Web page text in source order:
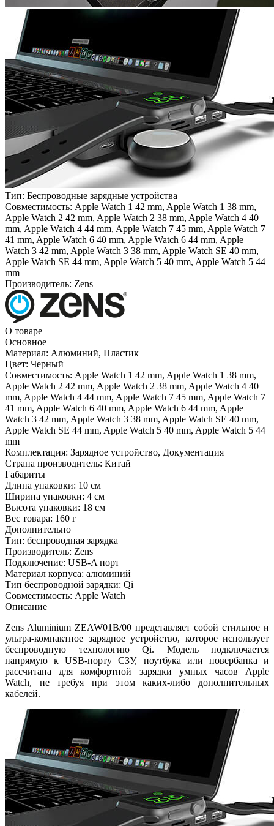
Тип: Беспроводные зарядные устройства
Совместимость: Apple Watch 1 42 mm, Apple Watch 1 38 mm,
Apple Watch 2 42 mm, Apple Watch 2 38 mm, Apple Watch 4 40
mm, Apple Watch 4 44 mm, Apple Watch 7 45 mm, Apple Watch 7
41 mm, Apple Watch 6 40 mm, Apple Watch 6 44 mm, Apple
Watch 3 42 mm, Apple Watch 3 38 mm, Apple Watch SE 40 mm,
Apple Watch SE 44 mm, Apple Watch 5 40 mm, Apple Watch 5 44
mm
Производитель: Zens
О товаре
Основное
Материал: Алюминий, Пластик
Цвет: Черный
Совместимость: Apple Watch 1 42 mm, Apple Watch 1 38 mm,
Apple Watch 2 42 mm, Apple Watch 2 38 mm, Apple Watch 4 40
mm, Apple Watch 4 44 mm, Apple Watch 7 45 mm, Apple Watch 7
41 mm, Apple Watch 6 40 mm, Apple Watch 6 44 mm, Apple
Watch 3 42 mm, Apple Watch 3 38 mm, Apple Watch SE 40 mm,
Apple Watch SE 44 mm, Apple Watch 5 40 mm, Apple Watch 5 44
mm
Комплектация: Зарядное устройство, Документация
Страна производитель: Китай
Габариты
Длина упаковки: 10 см
Ширина упаковки: 4 см
Высота упаковки: 18 см
Вес товара: 160 г
Дополнительно
Тип: беспроводная зарядка
Производитель: Zens
Подключение: USB-A порт
Материал корпуса: алюминий
Тип беспроводной зарядки: Qi
Совместимость: Apple Watch
Описание
Zens Aluminium ZEAW01B/00 представляет собой стильное и
ультра-компактное зарядное устройство, которое использует
беспроводную технологию Qi. Модель подключается
напрямую к USB-порту СЗУ, ноутбука или повербанка и
рассчитана для комфортной зарядки умных часов Apple
Watch, не требуя при этом каких-либо дополнительных
кабелей.